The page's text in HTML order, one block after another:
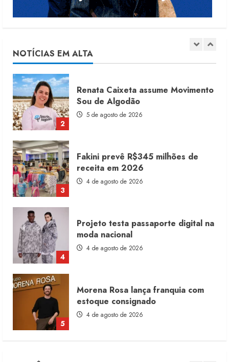
NOTÍCIAS EM ALTA
2
5 de agosto de 2026
3
Fakini prevê R$345 milhões de
receita em 2026
4 de agosto de 2026
4
Projeto testa passaporte digital na
moda nacional
4 de agosto de 2026
5
Morena Rosa lança franquia com
estoque consignado
4 de agosto de 2026
1
Moda vende US$63,7 bilhões em
produtos licenciados
6 de agosto de 2026